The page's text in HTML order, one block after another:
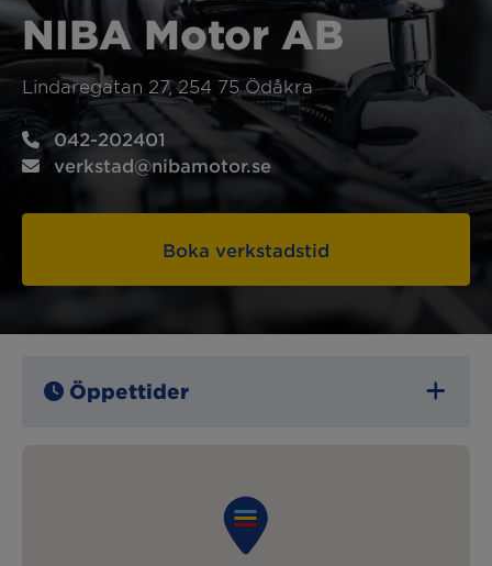
Varför MECA?
NIBA Motor AB
Lindaregatan 27, 254 75 Ödåkra
042-202401
verkstad@nibamotor.se
Boka verkstadstid
Öppettider
07:30 – 17:00
07:30 – 17:00
07:30 – 17:00